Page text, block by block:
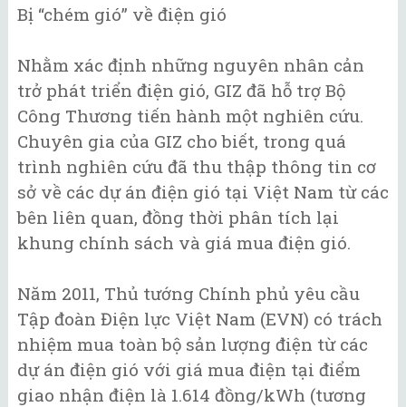
Bị “chém gió” về điện gió
Nhằm xác định những nguyên nhân cản
trở phát triển điện gió, GIZ đã hỗ trợ Bộ
Công Thương tiến hành một nghiên cứu.
Chuyên gia của GIZ cho biết, trong quá
trình nghiên cứu đã thu thập thông tin cơ
sở về các dự án điện gió tại Việt Nam từ các
bên liên quan, đồng thời phân tích lại
khung chính sách và giá mua điện gió.
Năm 2011, Thủ tướng Chính phủ yêu cầu
Tập đoàn Điện lực Việt Nam (EVN) có trách
nhiệm mua toàn bộ sản lượng điện từ các
dự án điện gió với giá mua điện tại điểm
giao nhận điện là 1.614 đồng/kWh (tương